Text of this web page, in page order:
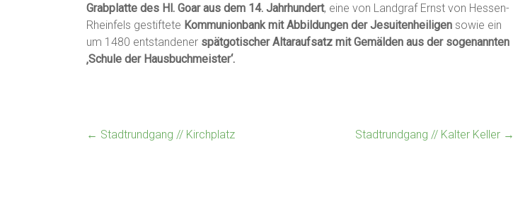
Grabplatte des Hl. Goar aus dem 14. Jahrhundert, eine von Landgraf Ernst von Hessen-
Rheinfels gestiftete Kommunionbank mit Abbildungen der Jesuitenheiligen sowie ein
um 1480 entstandener spätgotischer Altaraufsatz mit Gemälden aus der sogenannten
‚Schule der Hausbuchmeister‘.
← Stadtrundgang // Kirchplatz Stadtrundgang // Kalter Keller →